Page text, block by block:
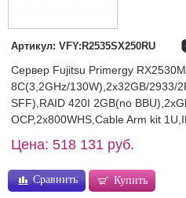
Артикул: VFY:R2535SX250RU
Сервер Fujitsu Primergy
8C(3,2GHz/130W),2x32GB/2933/
SFF),RAID 420I 2GB(no
OCP,2x800WHS,Cable Arm kit
Цена: 518 131 руб.
Сравнить Купить